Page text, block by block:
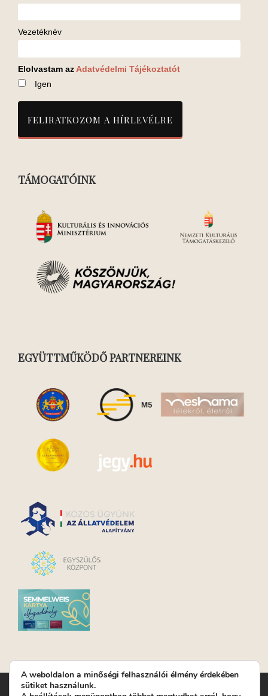
Vezetéknév
Elolvastam azAdatvédelmi Tájékoztatót
Igen
TÁMOGATÓINK
EGYÜTTMŰKÖDŐ PARTNEREINK
Turay Ida Színház Közhasznú Nonprofit Kft. | Működési
A weboldalon a minőségi felhasználói élmény érdekében
sütiket használunk.